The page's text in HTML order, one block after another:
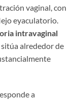
vaginal, con
eyaculatorio.
intravaginal
alrededor de
a